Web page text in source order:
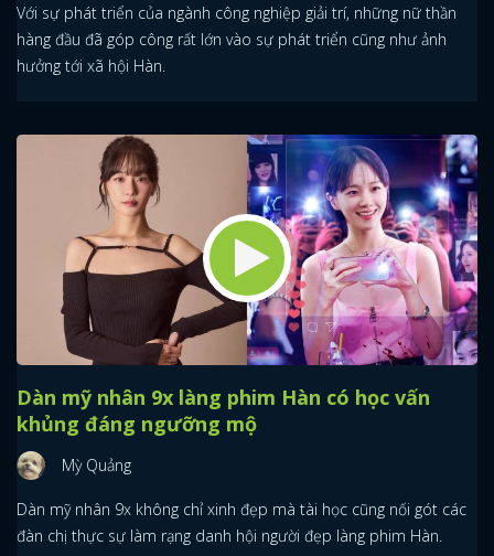
Với sự phát triển của ngành công nghiệp giải trí, những nữ thần
hàng đầu đã góp công rất lớn vào sự phát triển cũng như ảnh
hưởng tới xã hội Hàn.
Dàn mỹ nhân 9x làng phim Hàn có học vấn
khủng đáng ngưỡng mộ
Mỳ Quảng
Dàn mỹ nhân 9x không chỉ xinh đẹp mà tài học cũng nối gót các
đàn chị thực sự làm rạng danh hội người đẹp làng phim Hàn.